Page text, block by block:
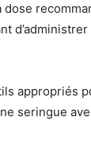
dose
appropriés
seringue